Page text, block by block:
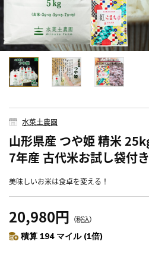
水菜土農園
山形県産 つや姫 精米
7年産 古代米お試し袋付き
美味しいお米は食卓を変える！
20,980円 （税込）
積算 194 マイル (1倍)